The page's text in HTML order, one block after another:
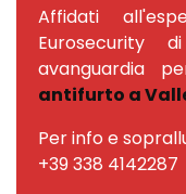
Affidati
Eurosecurity
avanguardia
antifurto a
Per info e
+39 338 4142287